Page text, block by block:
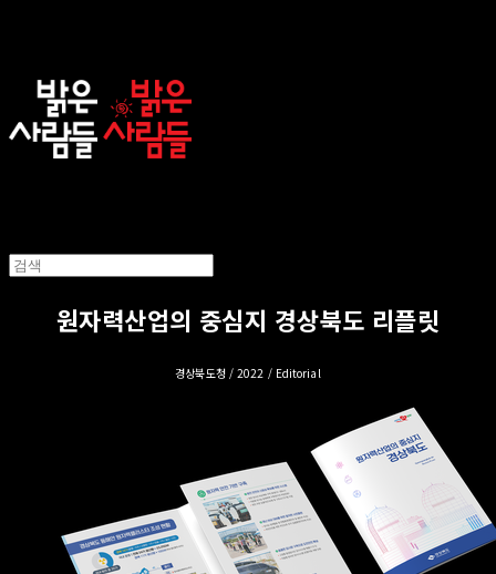
원자력산업의 중심지 경상북도 리플릿
경상북도청 / 2022 / Editorial